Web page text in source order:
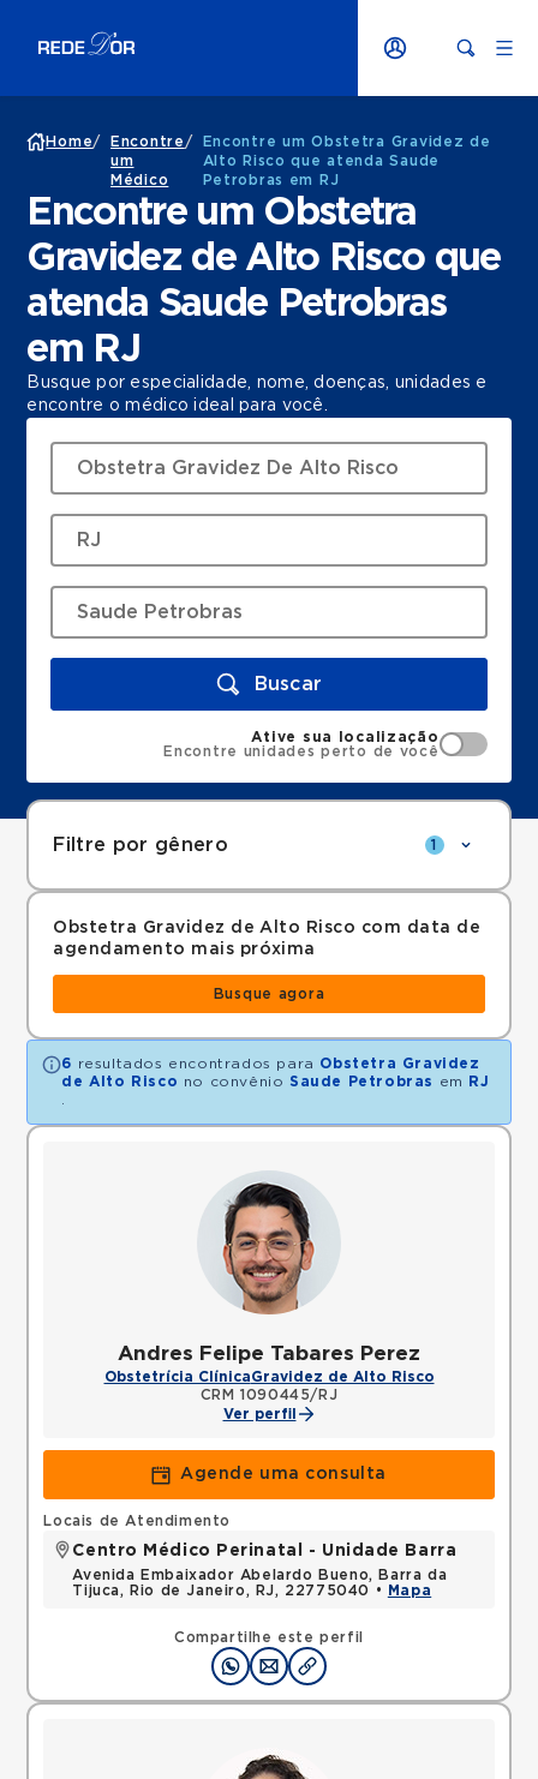
Home/
Encontre
um
Médico
/
Encontre um Obstetra Gravidez de
Alto Risco que atenda Saude
Petrobras em RJ
Encontre um Obstetra
Gravidez de Alto Risco que
atenda Saude Petrobras
em RJ
Busque por especialidade, nome, doenças, unidades e
encontre o médico ideal para você.
Buscar
Ative sua localização
Encontre unidades perto de você
Filtre por gênero 1
Obstetra Gravidez de Alto Risco com data de
agendamento mais próxima
Busque agora
6 resultados encontrados para Obstetra Gravidez
de Alto Risco no convênio Saude Petrobras em
RJ
Andres Felipe Tabares Perez
Obstetrícia ClínicaGravidez de Alto Risco
CRM 1090445/RJ
Ver perfil
Agende uma consulta
Compartilhe este perfil
Locais de Atendimento
Centro Médico Perinatal - Unidade Barra
Avenida Embaixador Abelardo Bueno, Barra da
Tijuca, Rio de Janeiro, RJ, 22775040 •
Mapa